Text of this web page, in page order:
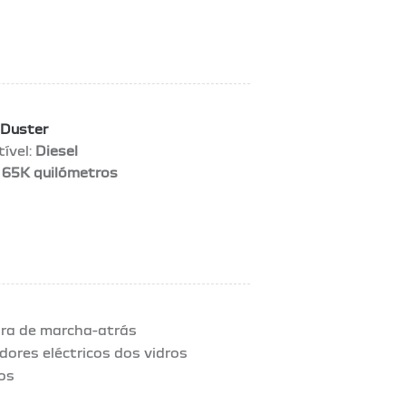
Duster
Diesel
65K quilómetros
de marcha-atrás
eléctricos dos vidros